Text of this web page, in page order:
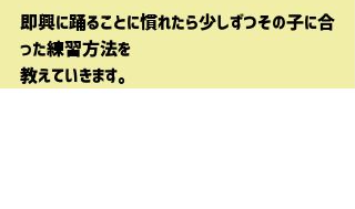
即興に踊ることに慣れたら少しずつその子に合
った練習方法を
教えていきます。